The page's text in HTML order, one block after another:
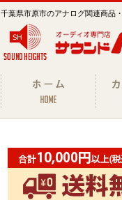
千葉県市原市のアナログ関連商品